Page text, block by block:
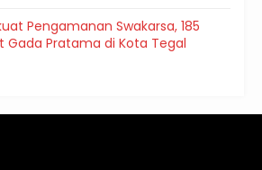
Pengamanan Swakarsa, 185
Gada Pratama di Kota Tegal